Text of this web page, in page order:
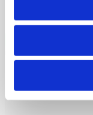
Rijksuniversiteit